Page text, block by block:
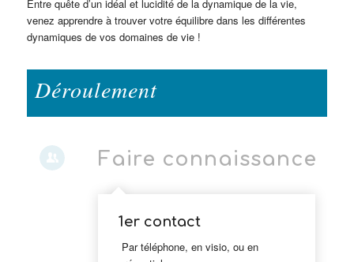
Entre quête d’un idéal et lucidité de la dynamique de la vie,
venez apprendre à trouver votre équilibre dans les différentes
dynamiques de vos domaines de vie !
Déroulement
Faire connaissance
1er contact
Par téléphone, en visio, ou en